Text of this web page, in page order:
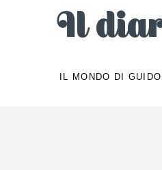
Il
IL MONDO DI GUIDO